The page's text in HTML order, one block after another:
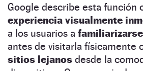
Google describe esta función
experiencia visualmente
a los usuarios a
antes de visitarla físicamente
sitios lejanos desde la